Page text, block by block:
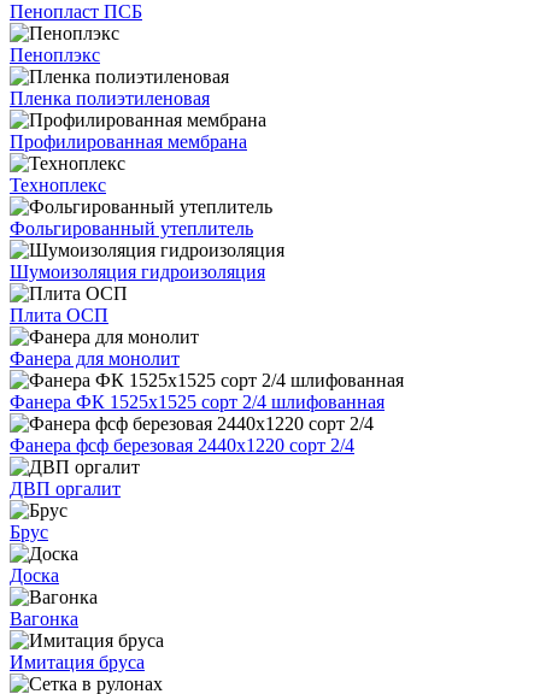
Пенопласт ПСБ
Пеноплэкс
Пленка полиэтиленовая
Профилированная мембрана
Техноплекс
Фольгированный утеплитель
Шумоизоляция гидроизоляция
Плита ОСП
Фанера для монолит
Фанера ФК 1525х1525 сорт 2/4 шлифованная
Фанера фсф березовая 2440х1220 сорт 2/4
ДВП оргалит
Брус
Доска
Вагонка
Имитация бруса